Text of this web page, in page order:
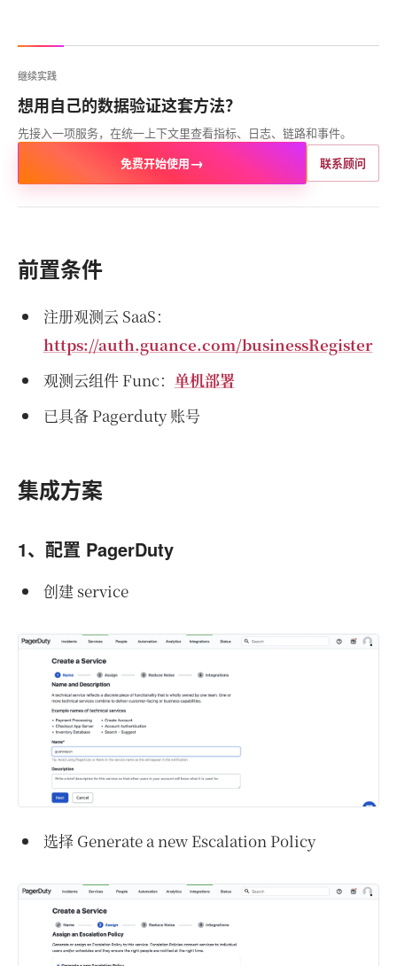
继续实践
想用自己的数据验证这套方法？
先接入一项服务，在统一上下文里查看指标、日志、链路和事件。
免费开始使用→ 联系顾问
前置条件
注册观测云 SaaS：
https://auth.guance.com/businessRegister
观测云组件 Func： 单机部署
已具备 Pagerduty 账号
集成方案
1、配置 PagerDuty
创建 service
选择 Generate a new Escalation Policy